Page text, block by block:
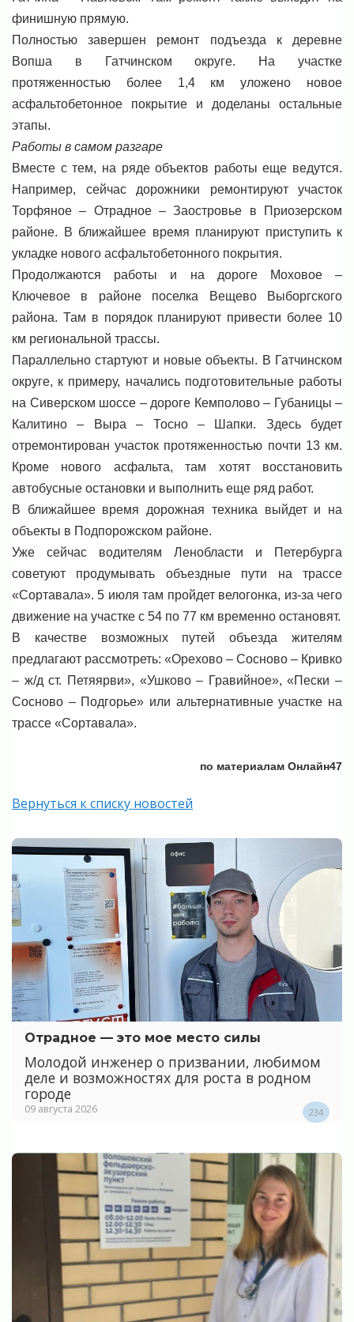
финишную прямую.
Полностью завершен ремонт подъезда к деревне
Вопша в Гатчинском округе. На участке
протяженностью более 1,4 км уложено новое
асфальтобетонное покрытие и доделаны остальные
этапы.
Работы в самом разгаре
Вместе с тем, на ряде объектов работы еще ведутся.
Например, сейчас дорожники ремонтируют участок
Торфяное – Отрадное – Заостровье в Приозерском
районе. В ближайшее время планируют приступить к
укладке нового асфальтобетонного покрытия.
Продолжаются работы и на дороге Моховое –
Ключевое в районе поселка Вещево Выборгского
района. Там в порядок планируют привести более 10
км региональной трассы.
Параллельно стартуют и новые объекты. В Гатчинском
округе, к примеру, начались подготовительные работы
на Сиверском шоссе – дороге Кемполово – Губаницы –
Калитино – Выра – Тосно – Шапки. Здесь будет
отремонтирован участок протяженностью почти 13 км.
Кроме нового асфальта, там хотят восстановить
автобусные остановки и выполнить еще ряд работ.
В ближайшее время дорожная техника выйдет и на
объекты в Подпорожском районе.
Уже сейчас водителям Ленобласти и Петербурга
советуют продумывать объездные пути на трассе
«Сортавала». 5 июля там пройдет велогонка, из-за чего
движение на участке с 54 по 77 км временно остановят.
В качестве возможных путей объезда жителям
предлагают рассмотреть: «Орехово – Сосново – Кривко
– ж/д ст. Петяярви», «Ушково – Гравийное», «Пески –
Сосново – Подгорье» или альтернативные участке на
трассе «Сортавала».
по материалам Онлайн47
Вернуться к списку новостей
Отрадное — это мое место силы
Молодой инженер о призвании, любимом
деле и возможностях для роста в родном
городе
09 августа 2026 234